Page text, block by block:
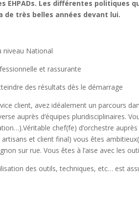
Les différentes politiques
de très belles années devant lui.
niveau National
et rassurante
des résultats dès le démarrage
client, avez idéalement un parcours
auprès d‘équipes pluridisciplinaires.
chef(fe) d’orchestre
et client final) vous êtes
sur rue. Vous êtes à l’aise avec les
des outils, techniques, etc… est